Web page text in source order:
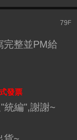
79 F
完整並PM給
發票
統編",謝謝~